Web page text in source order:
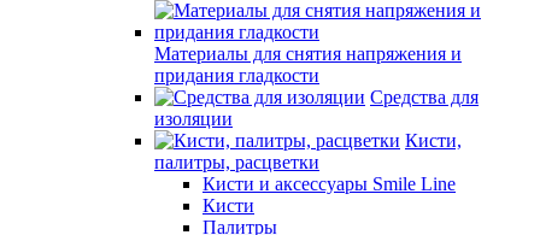
Материалы для снятия напряжения и
придания гладкости
Средства для
изоляции
Кисти,
палитры, расцветки
Кисти и аксессуары Smile Line
Кисти
Палитры